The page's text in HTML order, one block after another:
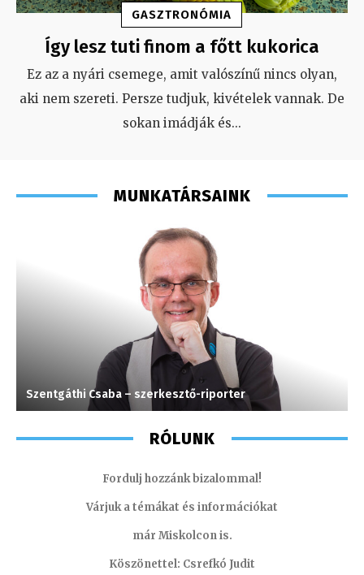
GASZTRONÓMIA
Így lesz tuti finom a főtt kukorica
Ez az a nyári csemege, amit valószínű nincs olyan,
aki nem szereti. Persze tudjuk, kivételek vannak. De
sokan imádják és...
MUNKATÁRSAINK
Szentgáthi Csaba – szerkesztő-riporter
RÓLUNK
Fordulj hozzánk bizalommal!
Várjuk a témákat és információkat
már Miskolcon is.
Köszönettel: Csrefkó Judit